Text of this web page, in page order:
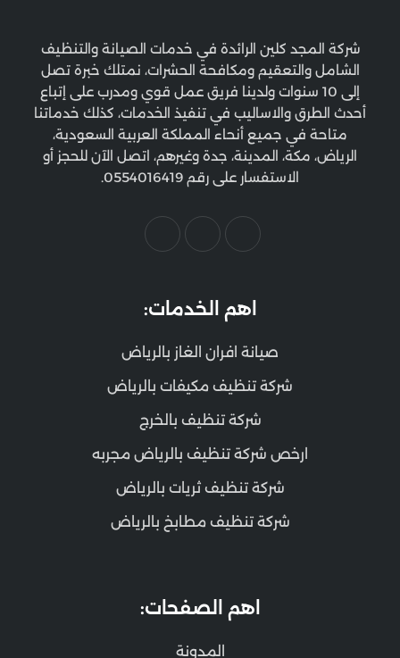
شركة المجد كلين الرائدة في خدمات الصيانة والتنظيف
الشامل والتعقيم ومكافحة الحشرات، نمتلك خبرة تصل
إلى 10 سنوات ولدينا فريق عمل قوي ومدرب على إتباع
أحدث الطرق والاساليب في تنفيذ الخدمات، كذلك خدماتنا
متاحة في جميع أنحاء المملكة العربية السعودية،
الرياض، مكة، المدينة، جدة وغيرهم، اتصل الآن للحجز أو
الاستفسار على رقم 0554016419.
اهم الخدمات:
صيانة افران الغاز بالرياض
شركة تنظيف مكيفات بالرياض
شركة تنظيف بالخرج
ارخص شركة تنظيف بالرياض مجربه
شركة تنظيف ثريات بالرياض
شركة تنظيف مطابخ بالرياض
اهم الصفحات:
المدونة